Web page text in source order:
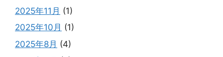
2025年11月 (1)
2025年10月 (1)
2025年8月 (4)